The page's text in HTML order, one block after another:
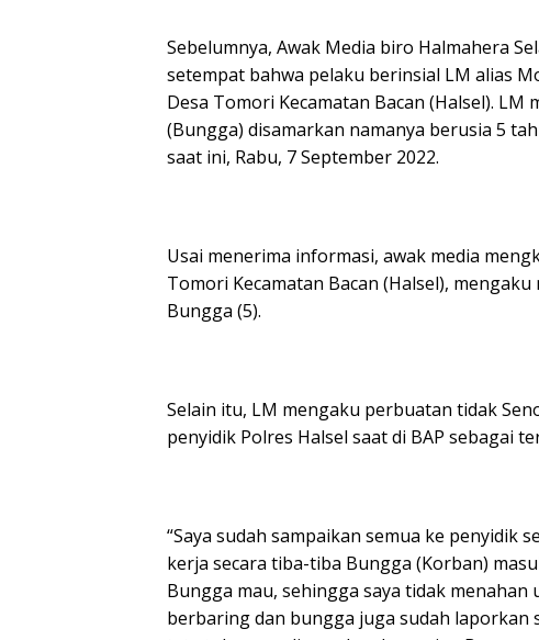
Sebelumnya, Awak Media biro Halmahera
setempat bahwa pelaku berinsial LM alias
Desa Tomori Kecamatan Bacan (Halsel).
(Bungga) disamarkan namanya berusia 5
saat ini, Rabu, 7 September 2022.
Usai menerima informasi, awak media
Tomori Kecamatan Bacan (Halsel),
Bungga (5).
Selain itu, LM mengaku perbuatan tidak
penyidik Polres Halsel saat di BAP sebagai
“Saya sudah sampaikan semua ke penyidik
kerja secara tiba-tiba Bungga (Korban)
Bungga mau, sehingga saya tidak
berbaring dan bungga juga sudah laporkan